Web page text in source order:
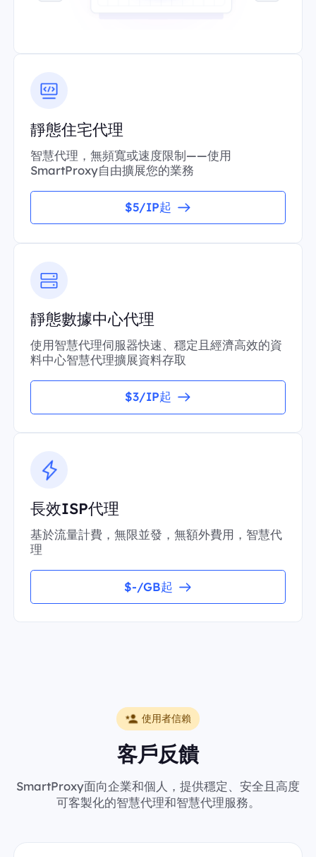
靜態住宅代理
智慧代理，無頻寬或速度限制——使用
SmartProxy自由擴展您的業務
$5/IP起
靜態數據中心代理
使用智慧代理伺服器快速、穩定且經濟高效的資
料中心智慧代理擴展資料存取
$3/IP起
長效ISP代理
基於流量計費，無限並發，無額外費用，智慧代
理
$-/GB起
使用者信賴
客戶反饋
SmartProxy面向企業和個人，提供穩定、安全且高度
可客製化的智慧代理和智慧代理服務。